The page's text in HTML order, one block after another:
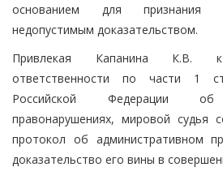
основанием для признания
недопустимым доказательством.
Привлекая Капанина К.В. к
ответственности по части 1
Российской Федерации об
правонарушениях, мировой судья
протокол об административном
доказательство его вины в